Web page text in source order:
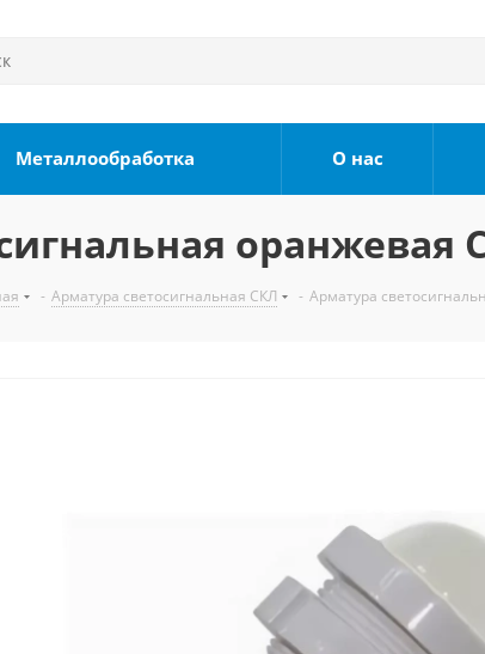
Металлообработка О нас
оранжевая
- Арматура светосигнальная СКЛ - Арматура